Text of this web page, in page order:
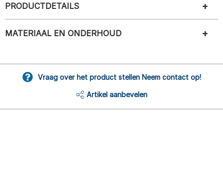
PRODUCTDETAILS
MATERIAAL EN ONDERHOUD
Vraag over het product stellen Neem contact op!
Artikel aanbevelen